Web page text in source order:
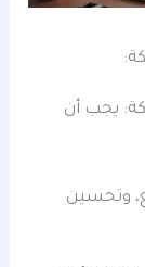
يجب أن
وتحسين